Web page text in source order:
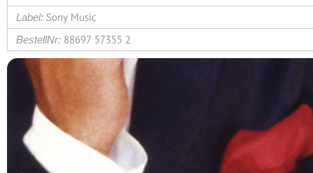
Sony Music
88697 57355 2